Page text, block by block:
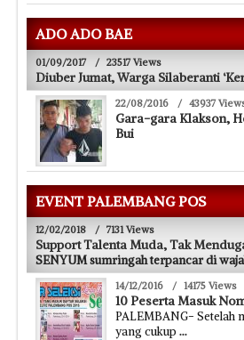
ADO ADO BAE
01/09/2017 / 23517 Views
Diuber Jumat, Warga Silaberanti
22/08/2016 / 43937
Gara-gara Klakson,
Bui
EVENT PALEMBANG POS
12/02/2018 / 7131 Views
Support Talenta Muda, Tak
SENYUM sumringah terpancar di
14/12/2016 / 14175 Views
10 Peserta Masuk
PALEMBANG- Setelah
yang cukup ...